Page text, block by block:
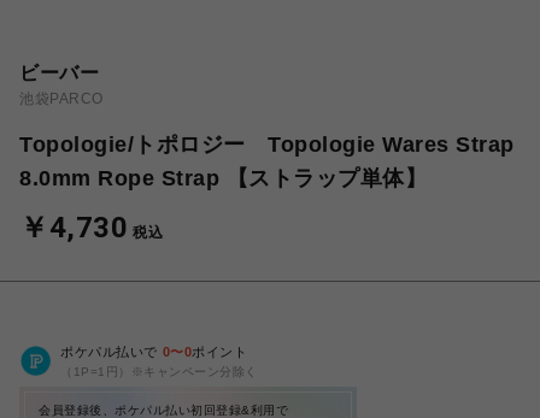
ビーバー
池袋PARCO
Topologie/トポロジー Topologie Wares Strap
8.0mm Rope Strap 【ストラップ単体】
￥4,730 税込
ポケパル払いで 0〜0ポイント
（1P=1円）※キャンペーン分除く
会員登録後、ポケパル払い初回登録&利用で